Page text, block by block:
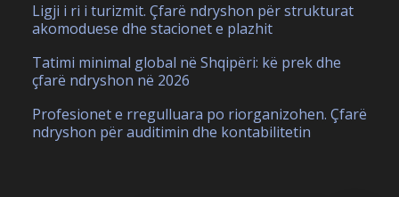
Ligji i ri i turizmit. Çfarë ndryshon për strukturat
akomoduese dhe stacionet e plazhit
Tatimi minimal global në Shqipëri: kë prek dhe
çfarë ndryshon në 2026
Profesionet e rregulluara po riorganizohen. Çfarë
ndryshon për auditimin dhe kontabilitetin